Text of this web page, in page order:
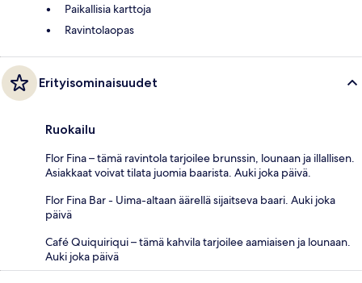
Paikallisia karttoja
Ravintolaopas
Erityisominaisuudet
Ruokailu
Flor Fina – tämä ravintola tarjoilee brunssin, lounaan ja illallisen.
Asiakkaat voivat tilata juomia baarista. Auki joka päivä.
Flor Fina Bar - Uima-altaan äärellä sijaitseva baari. Auki joka
päivä
Café Quiquiriqui – tämä kahvila tarjoilee aamiaisen ja lounaan.
Auki joka päivä